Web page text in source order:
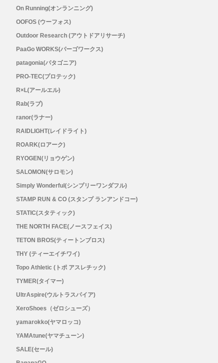
On Running(オンランニング)
OOFOS (ウーフォス)
Outdoor Research (アウトドアリサーチ)
PaaGo WORKS(パーゴワークス)
patagonia(パタゴニア)
PRO-TEC(プロテック)
R×L(アールエル)
Rab(ラブ)
ranor(ラナー)
RAIDLIGHT(レイドライト)
ROARK(ロアーク)
RYOGEN(リョウゲン)
SALOMON(サロモン)
Simply Wonderful(シンプリーワンダフル)
STAMP RUN & CO (スタンプ ランアンドコー)
STATIC(スタティック)
THE NORTH FACE(ノースフェイス)
TETON BROS(ティートンブロス)
THY (ティーエイチワイ)
Topo Athletic (トポ アスレチック)
TYMER(タイマー)
UltrAspire(ウルトラスパイア)
XeroShoes（ゼロシューズ）
yamarokko(ヤマロッコ)
YAMAtune(ヤマチューン)
SALE(セール)